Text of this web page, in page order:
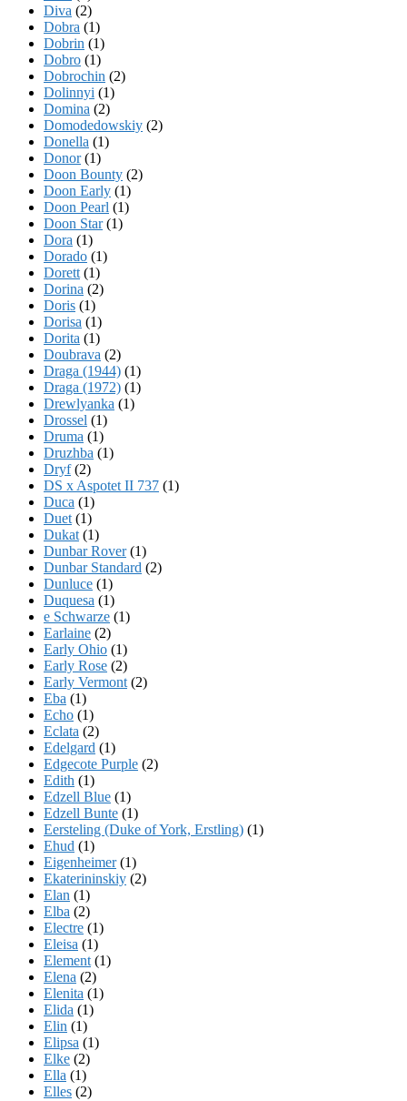
Diva (2)
Dobra (1)
Dobrin (1)
Dobro (1)
Dobrochin (2)
Dolinnyi (1)
Domina (2)
Domodedowskiy (2)
Donella (1)
Donor(1)
Doon Bounty (2)
Doon Early (1)
Doon Pearl (1)
Doon Star(1)
Dora (1)
Dorado (1)
Dorett (1)
Dorina (2)
Doris (1)
Dorisa (1)
Dorita (1)
Doubrava (2)
Draga (1944) (1)
Draga (1972) (1)
Drewlyanka (1)
Drossel (1)
Druma (1)
Druzhba (1)
Dryf(2)
DS x Aspotet II 737 (1)
Duca (1)
Duet (1)
Dukat (1)
Dunbar Rover(1)
Dunbar Standard (2)
Dunluce (1)
Duquesa (1)
e Schwarze (1)
Earlaine (2)
Early Ohio (1)
Early Rose (2)
Early Vermont (2)
Eba (1)
Echo (1)
Eclata (2)
Edelgard (1)
Edgecote Purple (2)
Edith (1)
Edzell Blue (1)
Edzell Bunte (1)
Eersteling (Duke of York, Erstling) (1)
Ehud (1)
Eigenheimer(1)
Ekaterininskiy (2)
Elan (1)
Elba (2)
Electre (1)
Eleisa (1)
Element (1)
Elena (2)
Elenita (1)
Elida (1)
Elin (1)
Elipsa (1)
Elke (2)
Ella (1)
Elles (2)